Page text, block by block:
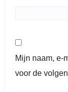
Mijn naam, e-
voor de